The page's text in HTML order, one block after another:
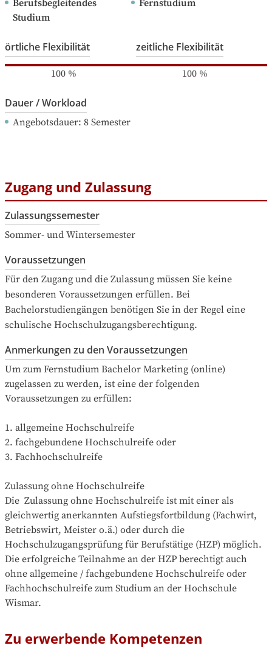
Berufsbegleitendes
Studium
Fernstudium
örtliche Flexibilität
100%
zeitliche Flexibilität
100%
Dauer / Workload
Angebotsdauer: 8 Semester
Zugang und Zulassung
Zulassungssemester
Sommer- und Wintersemester
Voraussetzungen
Für den Zugang und die Zulassung müssen Sie keine
besonderen Voraussetzungen erfüllen. Bei
Bachelorstudiengängen benötigen Sie in der Regel eine
schulische Hochschulzugangsberechtigung.
Anmerkungen zu den Voraussetzungen
Um zum Fernstudium Bachelor Marketing (online)
zugelassen zu werden, ist eine der folgenden
Voraussetzungen zu erfüllen:
1. allgemeine Hochschulreife
2. fachgebundene Hochschulreife oder
3. Fachhochschulreife
Zulassung ohne Hochschulreife
Die  Zulassung ohne Hochschulreife ist mit einer als
gleichwertig anerkannten Aufstiegsfortbildung (Fachwirt,
Betriebswirt, Meister o.ä.) oder durch die
Hochschulzugangsprüfung für Berufstätige (HZP) möglich.
Die erfolgreiche Teilnahme an der HZP berechtigt auch
ohne allgemeine / fachgebundene Hochschulreife oder
Fachhochschulreife zum Studium an der Hochschule
Wismar.
Zu erwerbende Kompetenzen